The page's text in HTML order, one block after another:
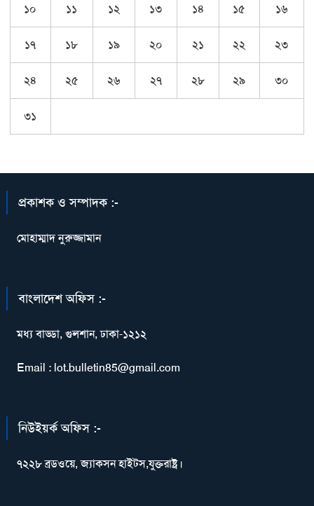
১০ ১১ ১২ ১৩ ১৪ ১৫ ১৬
১৭ ১৮ ১৯ ২০ ২১ ২২ ২৩
২৪ ২৫ ২৬ ২৭ ২৮ ২৯ ৩০
৩১
প্রকাশক ও সম্পাদক :-
মোহাম্মাদ নুরুজ্জামান
বাংলাদেশ অফিস :-
মধ্য বাড্ডা, গুলশান, ঢাকা-১২১২
Email : lot.bulletin85@gmail.com
নিউইয়র্ক অফিস :-
৭২২৮ ব্রডওয়ে, জ্যাকসন হাইটস,যুক্তরাষ্ট্র।